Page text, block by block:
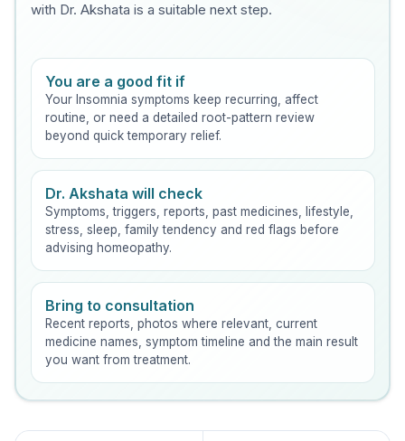
with Dr. Akshata is a suitable next step.
You are a good fit if
Your Insomnia symptoms keep recurring, affect
routine, or need a detailed root-pattern review
beyond quick temporary relief.
Dr. Akshata will check
Symptoms, triggers, reports, past medicines, lifestyle,
stress, sleep, family tendency and red flags before
advising homeopathy.
Bring to consultation
Recent reports, photos where relevant, current
medicine names, symptom timeline and the main result
you want from treatment.